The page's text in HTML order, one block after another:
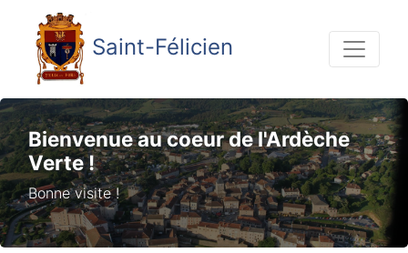
Saint-Félicien
Bienvenue au coeur de l'Ardèche
Verte !
Bonne visite !